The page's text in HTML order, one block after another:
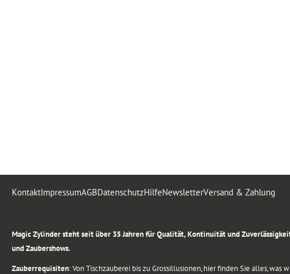
KontaktImpressumAGBDatenschutzHilfeNewsletterVersand & Zahlung
Magic Zylinder steht seit über 35 Jahren für Qualität, Kontinuität und
und Zaubershows.
Zauberrequisiten: Von Tischzauberei bis zu Grossillusionen, hier finden Sie alles,